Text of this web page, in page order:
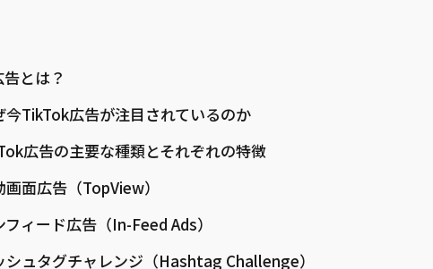
とは？
今TikTok広告が注目されているのか
広告の主要な種類とそれぞれの特徴
画面広告（TopView）
フィード広告（In-Feed Ads）
シュタグチャレンジ（Hashtag Challenge）